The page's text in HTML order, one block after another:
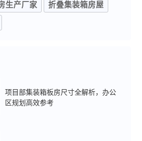
生产厂家 折叠集装箱房屋
项目部集装箱板房尺寸全解析，办公
区规划高效参考